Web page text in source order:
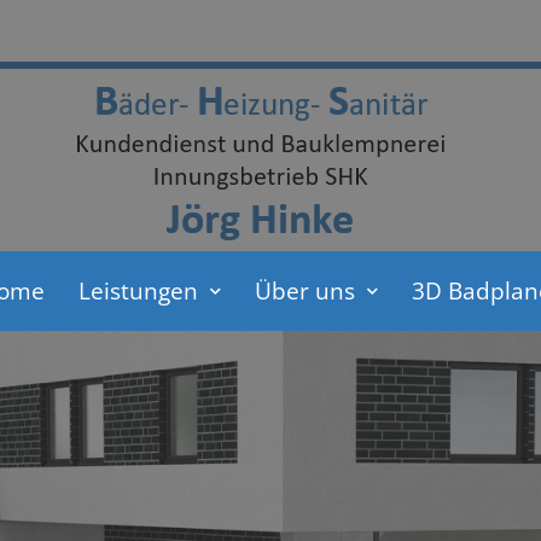
Leistungen Über uns 3D